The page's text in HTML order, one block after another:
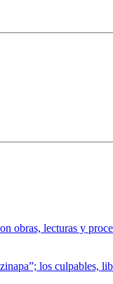
obras, lecturas y
los culpables,